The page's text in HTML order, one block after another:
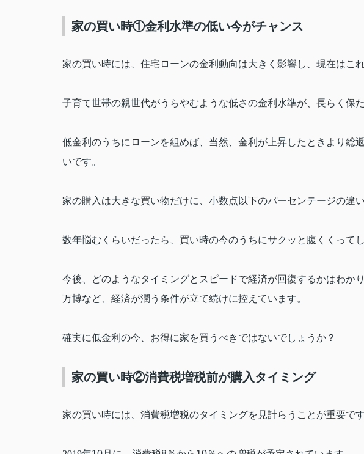
家の買い時①金利水準の低い今がチャンス
家の買い時には、住宅ローンの金利動向は大きく影響し、現在はこ
子育て世帯の親世代がうらやむような低さの金利水準が、長らく保た
低金利のうちにローンを組めば、当然、金利が上昇したときより総
いです。
家の購入は大きな買い物だけに、小数点以下のパーセンテージの違
数年悩むくらいだったら、買い時の今のうちにサクッと腹くくって
今後、どのようなタイミングとスピードで経済が回復するかはわか
万博など、経済が潤う条件が立て続けに控えています。
確実に低金利の今、お得に家を買うべきではないでしょうか？
家の買い時②消費税増税前が購入タイミング
家の買い時には、消費税増税のタイミングを見計らうことが重要です